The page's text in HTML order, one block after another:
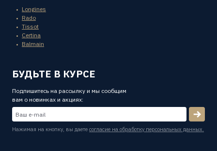
Longines
Rado
Tissot
Certina
Balmain
БУДЬТЕ В КУРСЕ
Подпишитесь на рассылку и мы сообщим
вам о новинках и акциях:
Нажимая на кнопку, вы даете согласие на обработку персональных данных.